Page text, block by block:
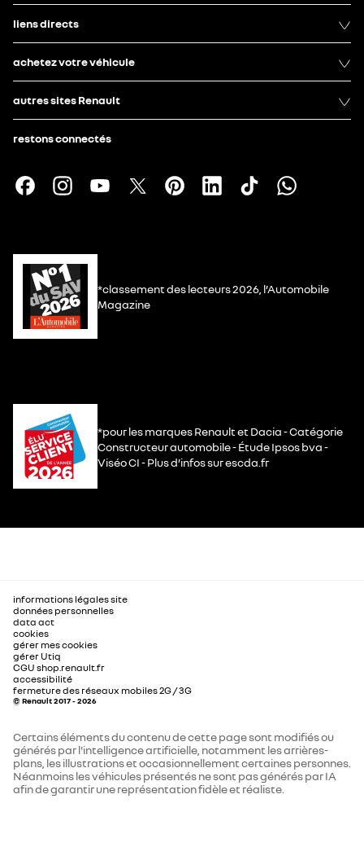
liens directs
achetez votre véhicule
autres sites Renault
restons connectés
*classement des lecteurs 2026, l’Automobile
Magazine
*pour les marques Renault et Dacia - Catégorie
Constructeur automobile - Étude Ipsos bva -
Viséo CI - Plus d’infos sur escda.fr
informations légales site
données personnelles
data act
cookies
gérer mes cookies
gérer Utiq
CGU shop.renault.fr
accessibilité
fermeture des réseaux mobiles 2G / 3G
© Renault 2017 - 2026
Certains éléments du contenu de cette page sont modifiés ou
générés par l'intelligence artificielle, notamment les arrières-
plans, les illustrations et occasionnellement certaines personnes.
Néanmoins les véhicules présentés ne sont pas générés par IA
afin de garantir une représentation fidèle et réaliste.